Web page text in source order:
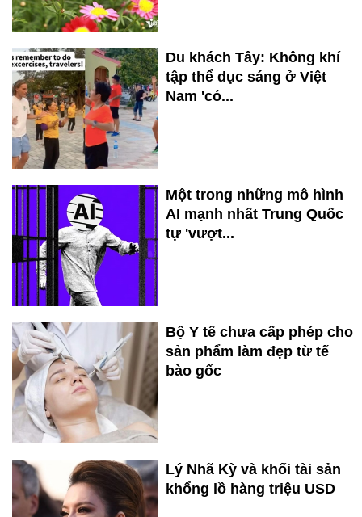
Du khách Tây: Không khí
tập thể dục sáng ở Việt
Nam 'có...
Một trong những mô hình
AI mạnh nhất Trung Quốc
tự 'vượt...
Bộ Y tế chưa cấp phép cho
sản phẩm làm đẹp từ tế
bào gốc
Lý Nhã Kỳ và khối tài sản
khổng lồ hàng triệu USD